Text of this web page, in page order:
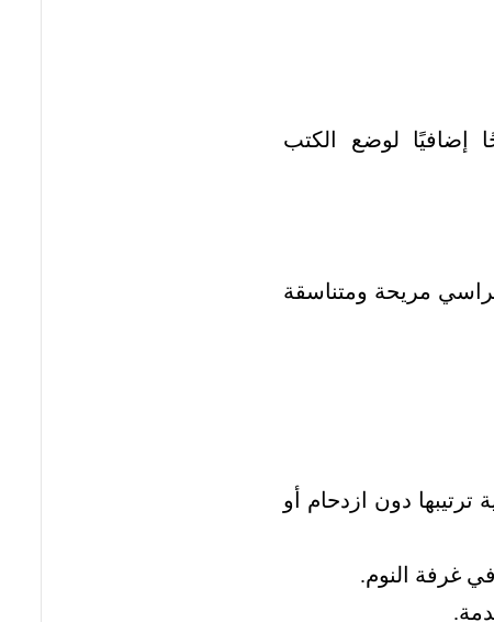
إضافيًا لوضع الكتب
مريحة ومتناسقة
دون ازدحام أو
غرفة النوم.